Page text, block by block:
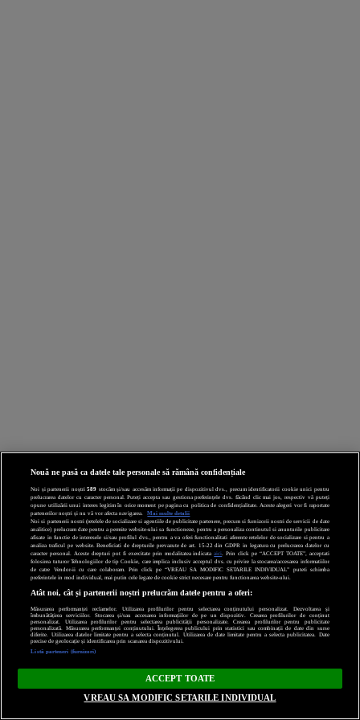
Nouă ne pasă ca datele tale personale să rămână confidențiale
Noi și partenerii noștri589 stocăm și/sau accesăm informații pe dispozitivul dvs., precum identificatorii cookie unici pentru
prelucrarea datelor cu caracter personal. Puteți accepta sau gestiona preferințele dvs. făcând clic mai jos, respectiv vă puteți
opune utilizării unui interes legitim în orice moment pe pagina cu politica de confidențialitate. Aceste alegeri vor fi raportate
partenerilor noștri și nu vă vor afecta navigarea.
Mai multe detalii
Noi si partenerii nostri (retelele de socializare si agentiile de publicitate partenere, precum si furnizorii nostri de servicii de date
analitice) prelucram date pentru a permite website-ului sa functioneze, pentru a personaliza continutul si anunturile publicitare
afisate in functie de interesele si/sau profilul dvs., pentru a va oferi functionalitati aferente retelelor de socializare si pentru a
analiza traficul pe website. Beneficiati de drepturile prevazute de art. 15-22 din GDPR in legatura cu prelucrarea datelor cu
caracter personal. Aceste drepturi pot fi exercitate prin modalitatea indicataaici. Prin click pe “ACCEPT TOATE”, acceptati
folosirea tuturor Tehnologiilor de tip Cookie, care implica inclusiv acceptul dvs. cu privire la stocarea/accesarea informatiilor
de catre Vendor-ii cu care colaboram. Prin click pe “VREAU SA MODIFIC SETARILE INDIVIDUAL” puteti schimba
preferintele in mod individual, mai putin cele legate de cookie strict necesare pentru functionarea website-ului.
Atât noi, cât și partenerii noștri prelucrăm datele pentru a oferi:
Măsurarea performanței reclamelor. Utilizarea profilurilor pentru selectarea conținutului personalizat. Dezvoltarea și
îmbunătățirea serviciilor. Stocarea și/sau accesarea informațiilor de pe un dispozitiv. Crearea profilurilor de conținut
personalizat. Utilizarea profilurilor pentru selectarea publicității personalizate. Crearea profilurilor pentru publicitate
personalizată. Măsurarea performanței conținutului. Înțelegerea publicului prin statistici sau combinații de date din surse
diferite. Utilizarea datelor limitate pentru a selecta conținutul. Utilizarea de date limitate pentru a selecta publicitatea. Date
precise de geolocație și identificarea prin scanarea dispozitivului.
Listă parteneri (furnizori)
ACCEPT TOATE
VREAU SA MODIFIC SETARILE INDIVIDUAL